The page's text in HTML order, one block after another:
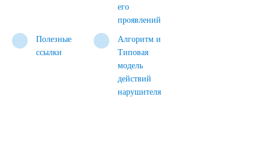
его
проявлений
Полезные
ссылки
Алгоритм и
Типовая
модель
действий
нарушителя